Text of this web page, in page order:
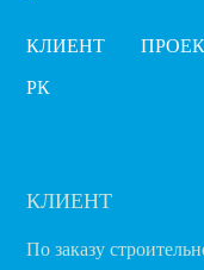
КЛИЕНТ
РК
КЛИЕНТ
По заказу